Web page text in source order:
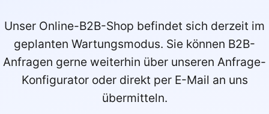
Unser Online-B2B-Shop befindet sich derzeit im
geplanten Wartungsmodus. Sie können B2B-
Anfragen gerne weiterhin über unseren Anfrage-
Konfigurator oder direkt per E-Mail an uns
übermitteln.